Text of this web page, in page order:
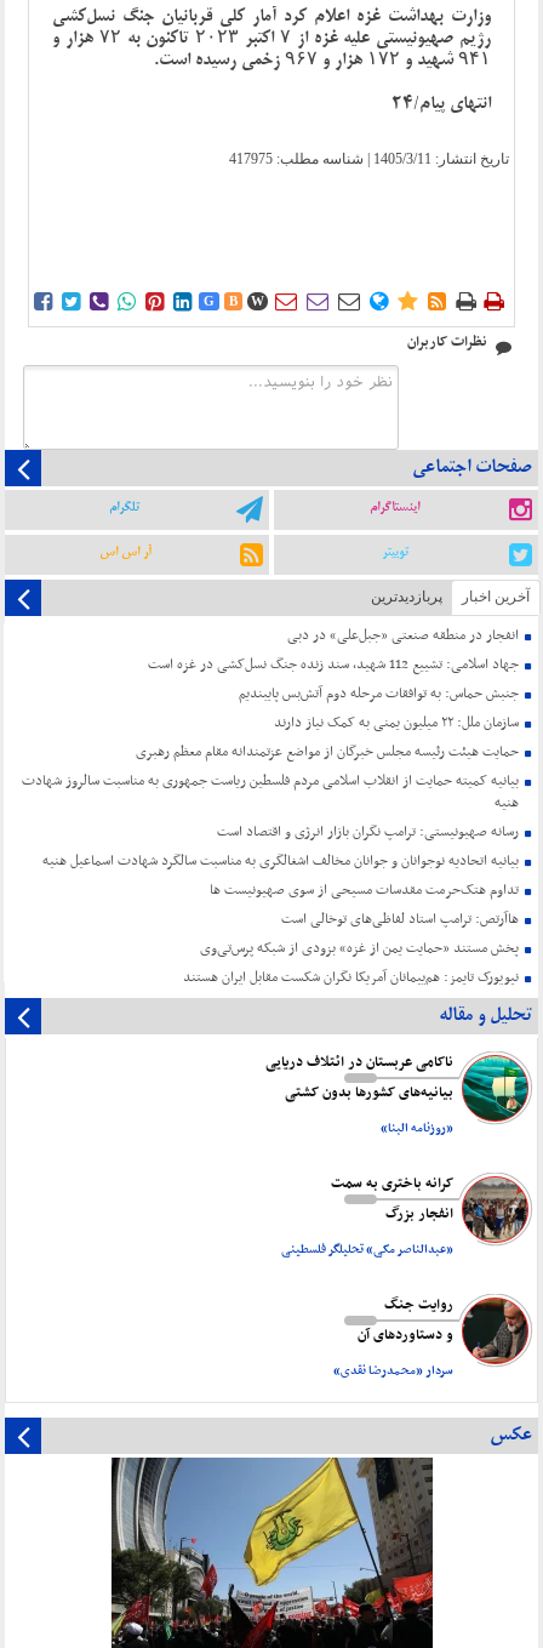
وزارت بهداشت غزه اعلام کرد آمار کلی قربانیان جنگ نسل‌کشی
رژیم صهیونیستی علیه غزه از ۷ اکتبر ۲۰۲۳ تاکنون به ۷۲ هزار و
۹۴۱ شهید و ۱۷۲ هزار و ۹۶۷ زخمی رسیده است.
انتهای پیام/24
تاریخ انتشار: 1405/3/11 | شناسه مطلب: 417975
      G B W        
نظرات کاربران
صفحات اجتماعی
اینستاگرام تلگرام
توییتر آر اس اس
آخرین اخبار پربازدیدترین
انفجار در منطقه صنعتی «جبل‌علی» در دبی
جهاد اسلامی: تشییع 112 شهید، سند زنده جنگ نسل‌کشی در غزه است
جنبش حماس: به توافقات مرحله دوم آتش‌بس پایبندیم
سازمان ملل: ۲۲ میلیون یمنی به کمک نیاز دارند
حمایت هیئت رئیسه مجلس خبرگان از مواضع عزتمندانه مقام معظم رهبری
بیانیه کمیته حمایت از انقلاب اسلامی مردم فلسطین ریاست جمهوری به مناسبت سالروز شهادت
هنیه
رسانه صهیونیستی: ترامپ نگران بازار انرژی و اقتصاد است
بیانیه اتحادیه نوجوانان و جوانان مخالف اشغالگری به مناسبت سالگرد شهادت اسماعیل هنیه
تداوم هتک‌حرمت مقدسات مسیحی از سوی صهیونیست ها
هاآرتص: ترامپ استاد لفاظی‌های توخالی است
پخش مستند «حمایت یمن از غزه» بزودی از شبکه پرس‌تی‌وی
نیویورک تایمز: هم‌پیمانان آمریکا نگران شکست مقابل ایران هستند
تحلیل و مقاله
ناکامی عربستان در ائتلاف دریایی
بیانیه‌های کشورها بدون کشتی
«روزنامه البنا»
کرانه باختری به سمت
انفجار بزرگ
«عبدالناصر مکی» تحلیلگر فلسطینی
روایت جنگ
و دستاورد‌های آن
سردار «محمدرضا نقدی»
عکس